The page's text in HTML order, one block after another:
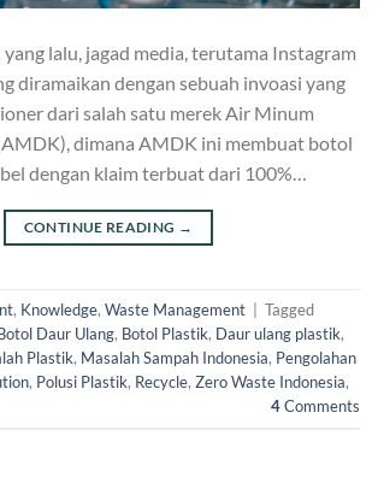
lalu, jagad media, terutama Instagram
diramaikan dengan sebuah invoasi yang
dari salah satu merek Air Minum
dimana AMDK ini membuat botol
dengan klaim terbuat dari 100%…
CONTINUE READING →
, Knowledge, Waste Management
Tagged
Daur Ulang, Botol Plastik, Daur ulang plastik,
Plastik, Masalah Sampah Indonesia, Pengolahan
, Polusi Plastik, Recycle, Zero Waste Indonesia,
4Comments